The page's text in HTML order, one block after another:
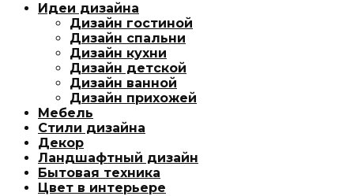
Идеи дизайна
Дизайн гостиной
Дизайн спальни
Дизайн кухни
Дизайн детской
Дизайн ванной
Дизайн прихожей
Мебель
Стили дизайна
Декор
Ландшафтный дизайн
Бытовая техника
Цвет в интерьере